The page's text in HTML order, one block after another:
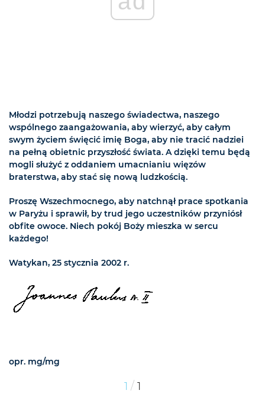
Młodzi potrzebują naszego świadectwa, naszego
wspólnego zaangażowania, aby wierzyć, aby całym
swym życiem święcić imię Boga, aby nie tracić nadziei
na pełną obietnic przyszłość świata. A dzięki temu będą
mogli służyć z oddaniem umacnianiu więzów
braterstwa, aby stać się nową ludzkością.
Proszę Wszechmocnego, aby natchnął prace spotkania
w Paryżu i sprawił, by trud jego uczestników przyniósł
obfite owoce. Niech pokój Boży mieszka w sercu
każdego!
Watykan, 25 stycznia 2002 r.
opr. mg/mg
1 / 1